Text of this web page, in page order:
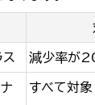
減少率が
すべて対象